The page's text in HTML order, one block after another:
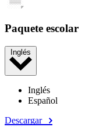
Paquete escolar
Inglés
Inglés
Español
Descargar